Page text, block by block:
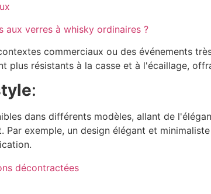
aux verres à whisky ordinaires ?
commerciaux ou des événements
plus résistants à la casse et à l'écaillage,
:
dans différents modèles, allant de
exemple, un design élégant et
décontractées